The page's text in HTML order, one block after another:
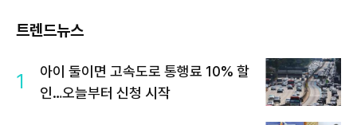
트렌드뉴스
1
아이 둘이면 고속도로 통행료 10% 할
인…오늘부터 신청 시작